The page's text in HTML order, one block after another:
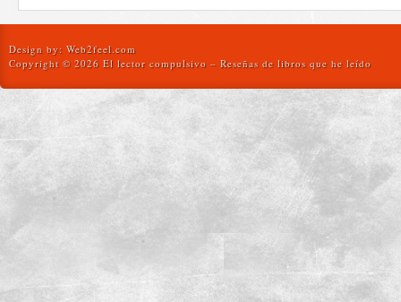
Design by: Web2feel.com
Copyright © 2026 El lector compulsivo – Reseñas de libros que he leído